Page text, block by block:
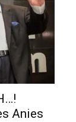
Anies